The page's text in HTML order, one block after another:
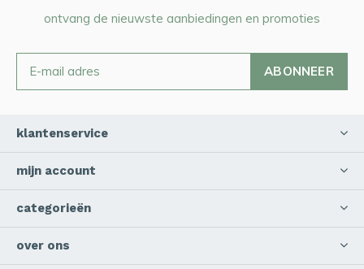
ontvang de nieuwste aanbiedingen en promoties
ABONNEER
klantenservice
mijn account
categorieën
over ons